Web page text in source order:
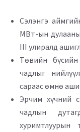
Сэлэнгэ
МВт-ын
III улиралд
Төвийн
чадлыг
сараас өмнө
Эрчим хүчний
чадлын
хуримтлуурын